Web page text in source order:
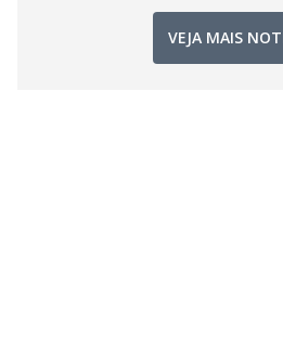
VEJA MAIS